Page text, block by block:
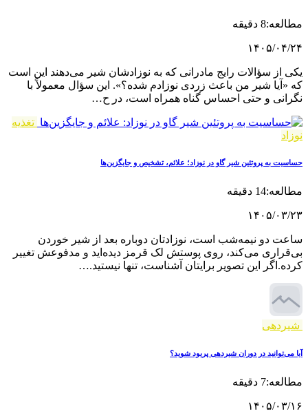
مطالعه:8 دقیقه
۱۴۰۵/۰۴/۲۴
یکی از سؤالات رایج مادرانی که به نوزادشان شیر می‌دهند این است
که «آیا شیر من باعث زردی نوزادم شده؟». این سؤال معمولاً با
نگرانی و حتی احساس گناه همراه است، در ح…
تغذیه
نوزاد
حساسیت به پروتئین شیر گاو در نوزاد؛ علائم، تشخیص و جایگزین‌ها
مطالعه:14 دقیقه
۱۴۰۵/۰۳/۲۳
ساعت دو نیمه‌شب است، نوزادتان دوباره بعد از شیر خوردن
بی‌قراری می‌کند، روی پوستش لک قرمز دیده‌اید و مدفوعش تغییر
کرده.اگر این تصویر برایتان آشناست، تنها نیستید.…
شیردهی
آیا می‌توانید در دوران شیردهی پریود شوید؟
مطالعه:7 دقیقه
۱۴۰۵/۰۳/۱۶